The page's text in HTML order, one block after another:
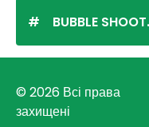
BUBBLE SHOOTER
© 2026 Всі права
захищені